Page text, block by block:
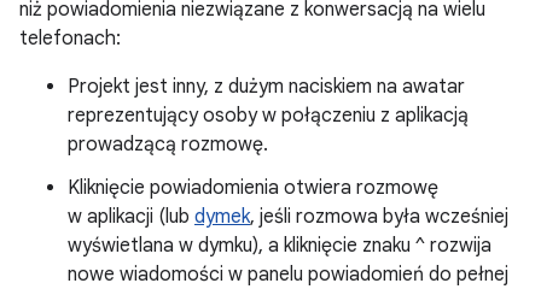
niż powiadomienia niezwiązane z konwersacją na wielu
telefonach:
Projekt jest inny, z dużym naciskiem na awatar
reprezentujący osoby w połączeniu z aplikacją
prowadzącą rozmowę.
Kliknięcie powiadomienia otwiera rozmowę
w aplikacji (lub dymek, jeśli rozmowa była wcześniej
wyświetlana w dymku), a kliknięcie znaku ^ rozwija
nowe wiadomości w panelu powiadomień do pełnej